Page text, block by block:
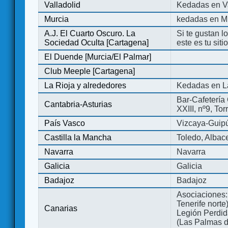
Valladolid
Kedadas en
Murcia
kedadas en
A.J. El Cuarto Oscuro. La
Sociedad Oculta [Cartagena]
Si te gustan
este es tu
El Duende [Murcia/El Palmar]
Club Meeple [Cartagena]
La Rioja y alrededores
Kedadas en
Cantabria-Asturias
Bar-
XXIII, nº9,
País Vasco
Vizcaya-
Castilla la Mancha
Toledo,
Navarra
Navarra
Galicia
Galicia
Badajoz
Badajoz
Canarias
Tenerife
Legión
(Las Palmas